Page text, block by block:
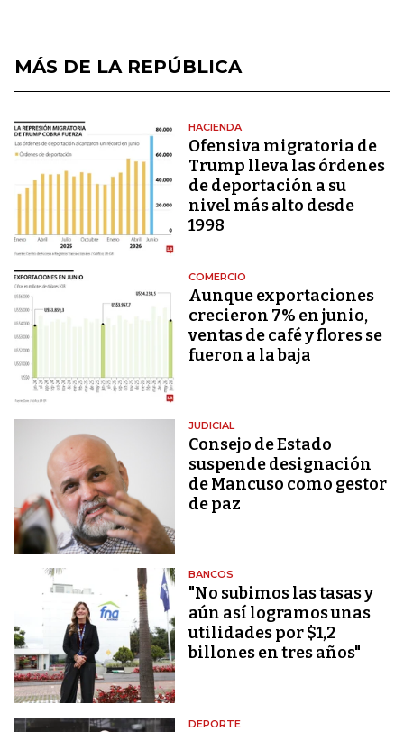
MÁS DE LA REPÚBLICA
HACIENDA
Ofensiva migratoria de
Trump lleva las órdenes
de deportación a su
nivel más alto desde
1998
COMERCIO
Aunque exportaciones
crecieron 7% en junio,
ventas de café y flores se
fueron a la baja
JUDICIAL
Consejo de Estado
suspende designación
de Mancuso como gestor
de paz
BANCOS
"No subimos las tasas y
aún así logramos unas
utilidades por $1,2
billones en tres años"
DEPORTE